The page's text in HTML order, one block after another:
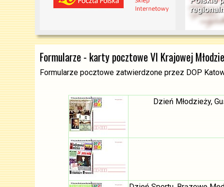
Formularze - karty pocztowe VI Krajowej
Formularze pocztowe zatwierdzone przez DOP
Dzień Młodzieży,